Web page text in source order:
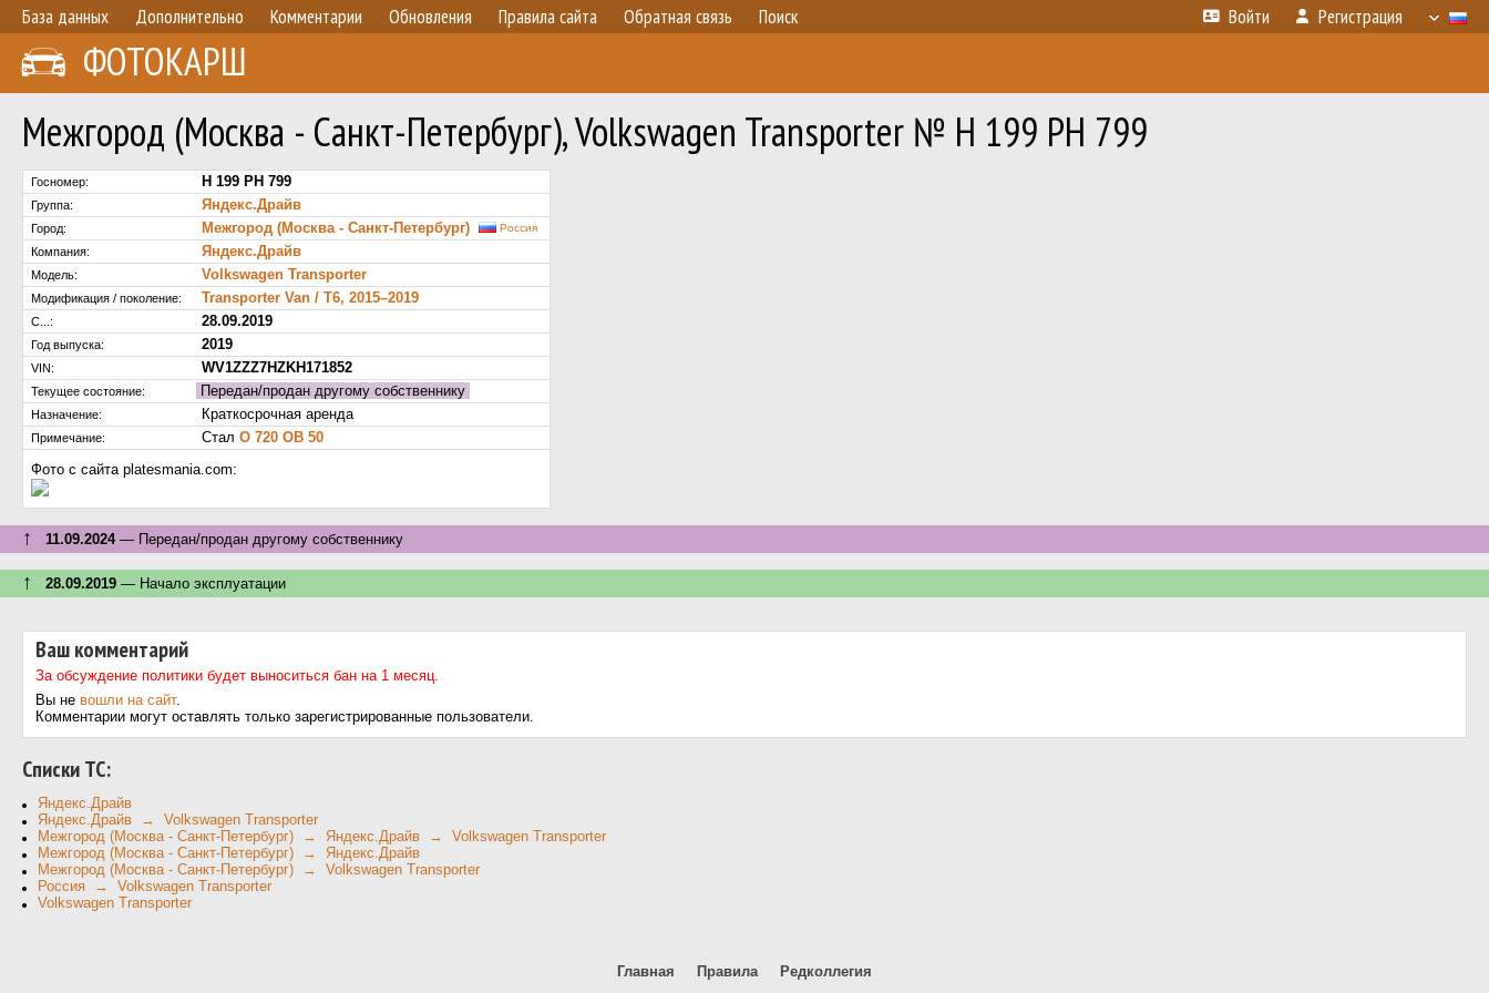
База данных Дополнительно Комментарии Обновления Правила сайта Обратная связь Поиск Войти Регистрация
ФОТОКАРШ
Межгород (Москва - Санкт-Петербург), Volkswagen Transporter № Н 199 РН 799
Госномер: Н 199 РН 799
Группа: Яндекс.Драйв
Город: Межгород (Москва - Санкт-Петербург) Россия
Компания: Яндекс.Драйв
Модель: Volkswagen Transporter
Модификация / поколение: Transporter Van / T6, 2015–2019
С...: 28.09.2019
Год выпуска: 2019
VIN: WV1ZZZ7HZKH171852
Текущее состояние: Передан/продан другому собственнику
Назначение: Краткосрочная аренда
Примечание: Стал О 720 ОВ 50
Фото с сайта platesmania.com:
↑ 11.09.2024— Передан/продан другому собственнику
↑ 28.09.2019 — Начало эксплуатации
Ваш комментарий
За обсуждение политики будет выноситься бан на 1 месяц.
Вы не вошли на сайт.
Комментарии могут оставлять только зарегистрированные пользователи.
Cписки ТС:
Яндекс.Драйв
Яндекс.Драйв → Volkswagen Transporter
Межгород (Москва - Санкт-Петербург) → Яндекс.Драйв → Volkswagen Transporter
Межгород (Москва - Санкт-Петербург) → Яндекс.Драйв
Межгород (Москва - Санкт-Петербург) → Volkswagen Transporter
Россия → Volkswagen Transporter
Volkswagen Transporter
Главная Правила Редколлегия